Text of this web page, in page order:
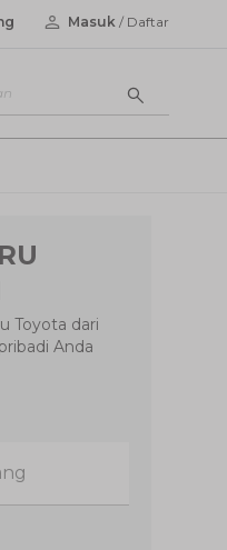
Masuk / Daftar
Toyota dari
Anda